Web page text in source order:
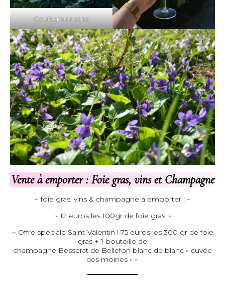
Oeufs d’autruche
Vente à emporter : Foie gras, vins et Champagne
~ foie gras, vins & champagne à emporter ! ~
~ 12 euros les 100gr de foie gras ~
~ Offre spéciale Saint-Valentin ! 75 euros les 300 gr de foie
gras + 1 bouteille de
champagne Besserat de Bellefon blanc de blanc « cuvée
des moines » ~